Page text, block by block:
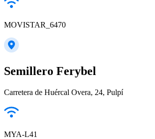
MOVISTAR_6470
Semillero Ferybel
Carretera de Huércal Overa, 24, Pulpí
MYA-L41